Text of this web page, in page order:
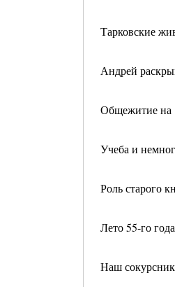
Тарковские
Андрей
Общежитие на
Учеба и
Роль старого
Лето 55-го года
Наш